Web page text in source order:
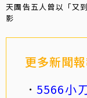
天團告五人曾以「又
影
更多新聞
5566小